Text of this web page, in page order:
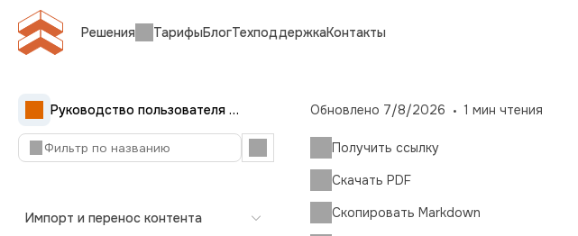
Решения ТарифыБлогТехподдержкаКонтакты
Руководство пользователя Документерры
Краткое руководство
Импорт и перенос контента
Обновлено 7/8/2026 1 мин чтения
Получить ссылку
Скачать PDF
Скопировать Markdown